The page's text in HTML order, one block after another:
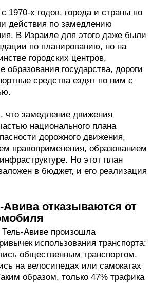
1970-х годов, города и страны по
действия по замедлению
В Израиле для этого даже были
по планированию, но на
городских центров,
образования государства, дороги
средства ездят по ним с
что замедление движения
национального плана
дорожного движения,
правоприменения, образованием
Но этот план
в бюджет, и его реализация
отказываются от
Авиве произошла
использования транспорта:
общественным транспортом,
на велосипедах или самокатах
образом, только 47% трафика